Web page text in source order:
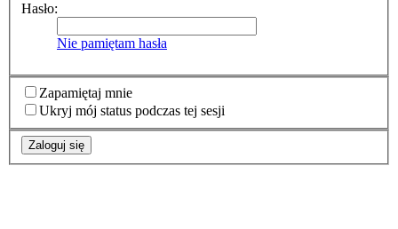
Hasło:
Nie pamiętam hasła
Zapamiętaj mnie
Ukryj mój status podczas tej sesji